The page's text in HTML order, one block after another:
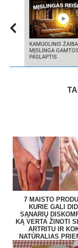
KAMUOLINIS
MĮSLINGA GAMTOS
PASLAPTIS
7 MAISTO
KURIE GALI
SĄNARIŲ
KĄ VERTA ŽINOTI
ARTRITU IR
NATŪRALIAS
RENKASI